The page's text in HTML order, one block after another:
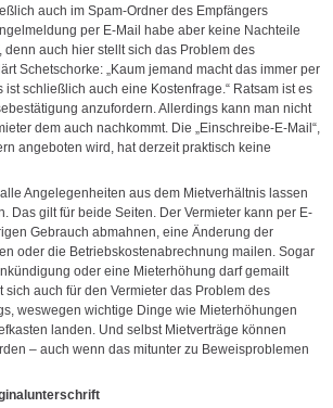
auch im Spam-Ordner des Empfängers
per E-Mail habe aber keine Nachteile
auch hier stellt sich das Problem des
Schetschorke: „Kaum jemand macht das immer per
schließlich auch eine Kostenfrage.“ Ratsam ist es
anzufordern. Allerdings kann man nicht
dem auch nachkommt. Die „Einschreibe-E-Mail“,
angeboten wird, hat derzeit praktisch keine
Angelegenheiten aus dem Mietverhältnis lassen
Das gilt für beide Seiten. Der Vermieter kann per E-
Gebrauch abmahnen, eine Änderung der
oder die Betriebskostenabrechnung mailen. Sogar
oder eine Mieterhöhung darf gemailt
sich auch für den Vermieter das Problem des
weswegen wichtige Dinge wie Mieterhöhungen
landen. Und selbst Mietverträge können
– auch wenn das mitunter zu Beweisproblemen